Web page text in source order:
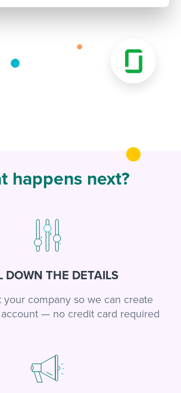
happens next?
DOWN THE DETAILS
your company so we can create
— no credit card required